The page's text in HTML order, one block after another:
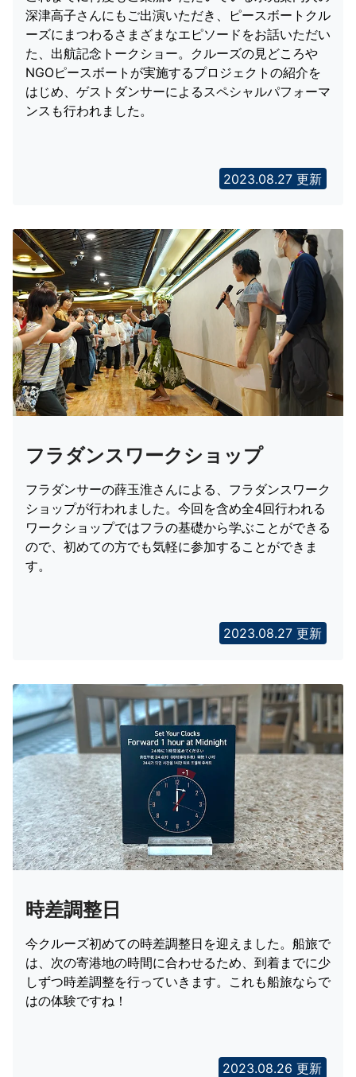
深津高子さんにもご出演いただき、ピースボートクル
ーズにまつわるさまざまなエピソードをお話いただい
た、出航記念トークショー。クルーズの見どころや
NGOピースボートが実施するプロジェクトの紹介を
はじめ、ゲストダンサーによるスペシャルパフォーマ
ンスも行われました。
2023.08.27 更新
フラダンスワークショップ
フラダンサーの薛玉淮さんによる、フラダンスワーク
ショップが行われました。今回を含め全4回行われる
ワークショップではフラの基礎から学ぶことができる
ので、初めての方でも気軽に参加することができま
す。
2023.08.27 更新
時差調整日
今クルーズ初めての時差調整日を迎えました。船旅で
は、次の寄港地の時間に合わせるため、到着までに少
しずつ時差調整を行っていきます。これも船旅ならで
はの体験ですね！
2023.08.26 更新